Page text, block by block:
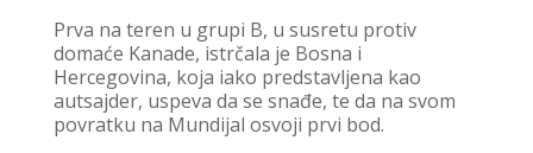
Prva na teren u grupi B, u susretu protiv
domaće Kanade, istrčala je Bosna i
Hercegovina, koja iako predstavljena kao
autsajder, uspeva da se snađe, te da na svom
povratku na Mundijal osvoji prvi bod.